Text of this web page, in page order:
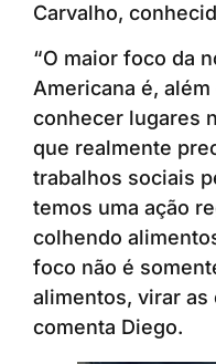
Carvalho,
“O maior foco da
Americana é,
conhecer lugares
que realmente
trabalhos sociais
temos uma ação
colhendo
foco não é
alimentos, virar as
comenta Diego.